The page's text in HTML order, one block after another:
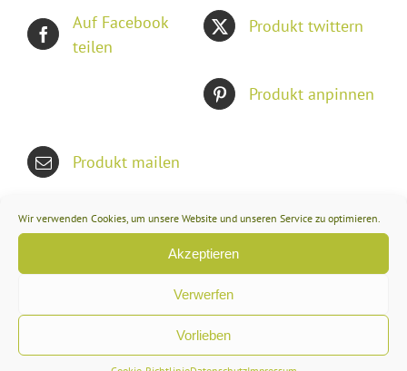
Wir verwenden Cookies, um unsere Website und unseren Service zu optimieren.
Akzeptieren
Verwerfen
Vorlieben
Auf Facebook
teilen
Produkt twittern
Produkt anpinnen
Produkt mailen